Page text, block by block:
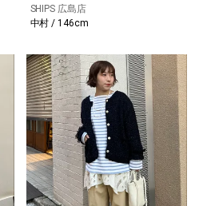
SHIPS 広島店
中村 / 146cm